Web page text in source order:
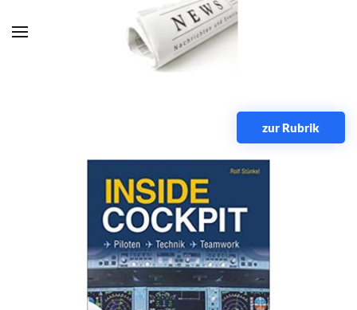
Zum Hauptinhalt springen
zur Rubrik